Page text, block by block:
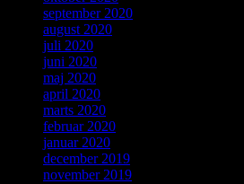
september 2020
august 2020
juli 2020
juni 2020
maj 2020
april 2020
marts 2020
februar 2020
januar 2020
december 2019
november 2019